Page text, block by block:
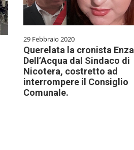
29 Febbraio 2020
Querelata la cronista Enza
Dell’Acqua dal Sindaco di
Nicotera, costretto ad
interrompere il Consiglio
Comunale.